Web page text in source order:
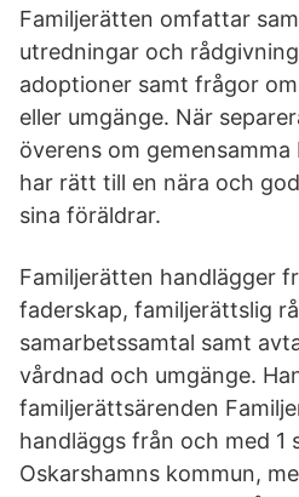
Familjerätten omfattar
utredningar och
adoptioner samt frågor
eller umgänge. När
överens om
har rätt till en nära och
sina föräldrar.
Familjerätten handlägger
faderskap, familjerättslig
samarbetssamtal samt
vårdnad och umgänge.
familjerättsärenden
handläggs från och med 1
Oskarshamns kommun,